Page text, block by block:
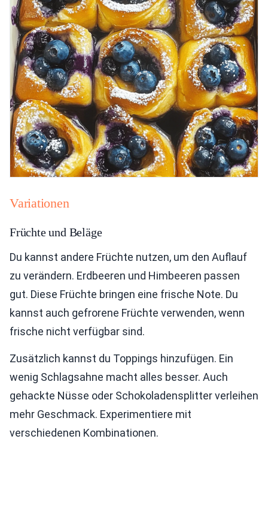
Variationen
Früchte und Beläge
Du kannst andere Früchte nutzen, um den Auflauf
zu verändern. Erdbeeren und Himbeeren passen
gut. Diese Früchte bringen eine frische Note. Du
kannst auch gefrorene Früchte verwenden, wenn
frische nicht verfügbar sind.
Zusätzlich kannst du Toppings hinzufügen. Ein
wenig Schlagsahne macht alles besser. Auch
gehackte Nüsse oder Schokoladensplitter verleihen
mehr Geschmack. Experimentiere mit
verschiedenen Kombinationen.